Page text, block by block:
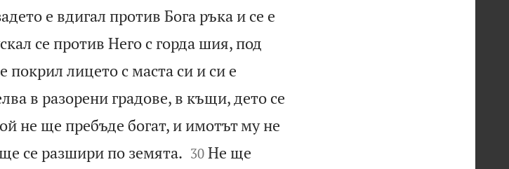
е вдигал против Бога ръка и се е
се против Него с горда шия, под
покрил лицето с маста си и си е
в разорени градове, в къщи, дето се
не ще пребъде богат, и имотът му не
се разшири по земята.
30 Не ще